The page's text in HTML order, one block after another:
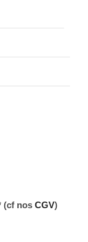
(cf nos CGV)